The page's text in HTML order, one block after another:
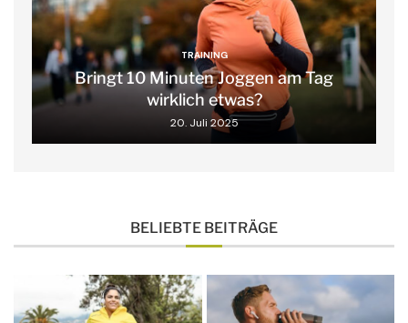
TRAINING
Bringt 10 Minuten Joggen am Tag
wirklich etwas?
20. Juli 2025
BELIEBTE BEITRÄGE